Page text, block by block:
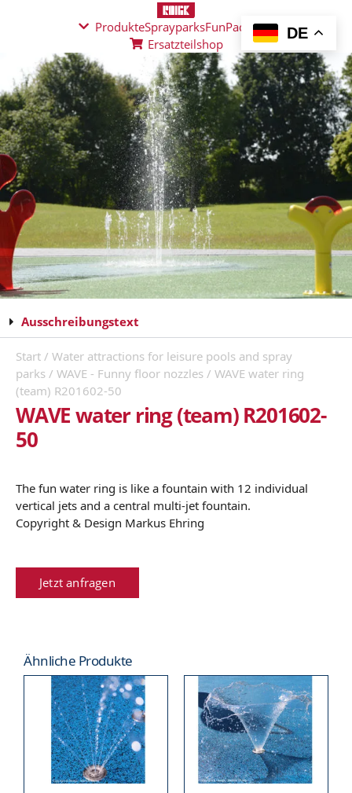
ProdukteSprayparksFunPad
News
Ersatzteilshop
Ausschreibungstext
Start / Water attractions for leisure pools and spray
parks / WAVE - Funny floor nozzles / WAVE water ring
(team) R201602-50
WAVE water ring (team) R201602-
50
The fun water ring is like a fountain with 12 individual
vertical jets and a central multi-jet fountain.
Copyright & Design Markus Ehring
Jetzt anfragen
Ähnliche Produkte
DE